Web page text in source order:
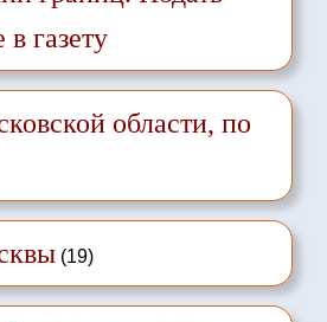
в газету
области, по
(19)